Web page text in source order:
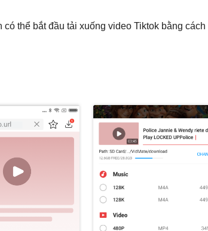
thể bắt đầu tải xuống video Tiktok bằng cách